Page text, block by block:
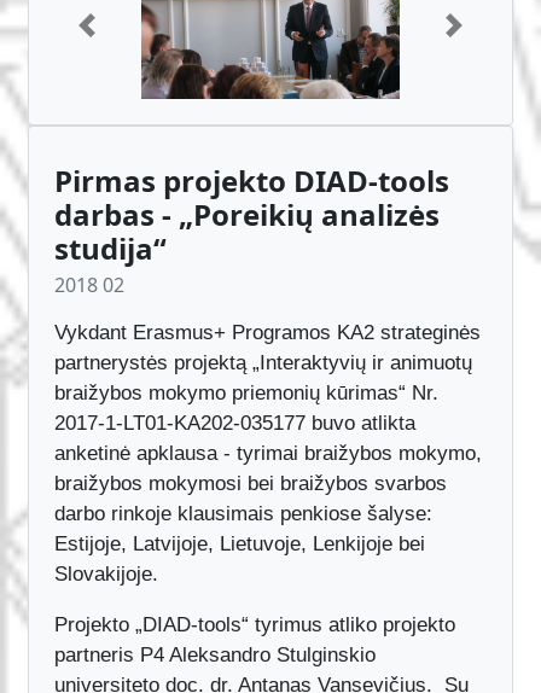
Previous
Pirmas projekto DIAD-tools
darbas - „Poreikių analizės
studija“
Vykdant Erasmus+ Programos KA2 strateginės
partnerystės projektą „Interaktyvių ir animuotų
braižybos mokymo priemonių kūrimas“ Nr.
2017-1-LT01-KA202-035177 buvo atlikta
anketinė apklausa - tyrimai braižybos mokymo,
braižybos mokymosi bei braižybos svarbos
darbo rinkoje klausimais penkiose šalyse:
Estijoje, Latvijoje, Lietuvoje, Lenkijoje bei
Projekto „DIAD-tools“ tyrimus atliko projekto
partneris P4 Aleksandro Stulginskio